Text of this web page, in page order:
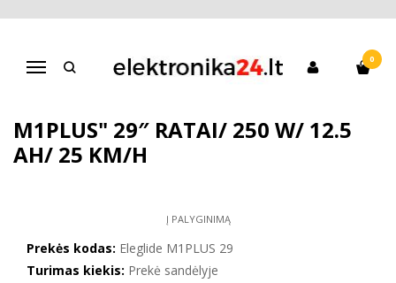
Navigacija
0
Pagrindinis Dviračiai
Elektriniai dviračiai
km/h
M1PLUS" 29″ RATAI/ 250 W/ 12.5
AH/ 25 KM/H
Į PALYGINIMĄ
Prekės kodas: Eleglide M1PLUS 29
Turimas kiekis: Prekė sandėlyje